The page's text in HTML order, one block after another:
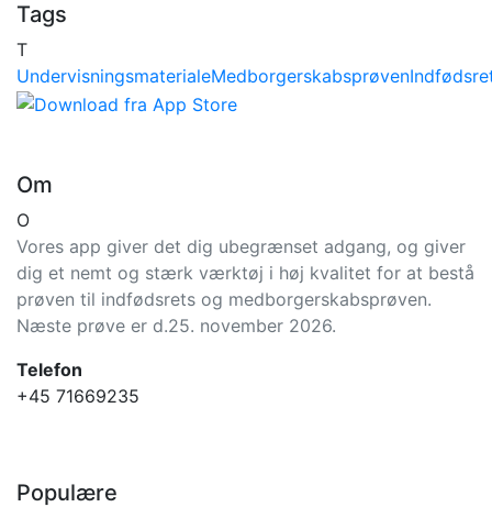
Tags
T
UndervisningsmaterialeMedborgerskabsprøven
Om
O
Vores app giver det dig ubegrænset adgang, og giver
dig et nemt og stærk værktøj i høj kvalitet for at bestå
prøven til indfødsrets og medborgerskabsprøven.
Næste prøve er d.25. november 2026.
Telefon
+45 71669235
Populære